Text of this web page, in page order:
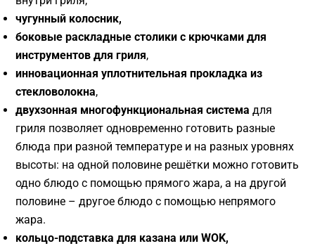
чугунный колосник,
боковые раскладные столики с крючками для
инструментов для гриля,
инновационная уплотнительная прокладка из
стекловолокна,
двухзонная многофункциональная системадля
гриля позволяет одновременно готовить разные
блюда при разной температуре и на разных уровнях
высоты: на одной половине решётки можно готовить
одно блюдо с помощью прямого жара, а на другой
половине – другое блюдо с помощью непрямого
жара.
кольцо-подставка для казана илиWOK,